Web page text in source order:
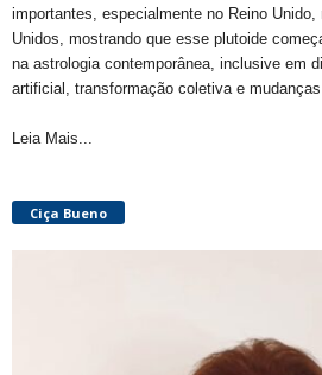
importantes, especialmente no Reino
Unidos, mostrando que esse plutoide
na astrologia contemporânea, inclusive em
artificial, transformação coletiva e
Leia Mais...
Ciça Bueno